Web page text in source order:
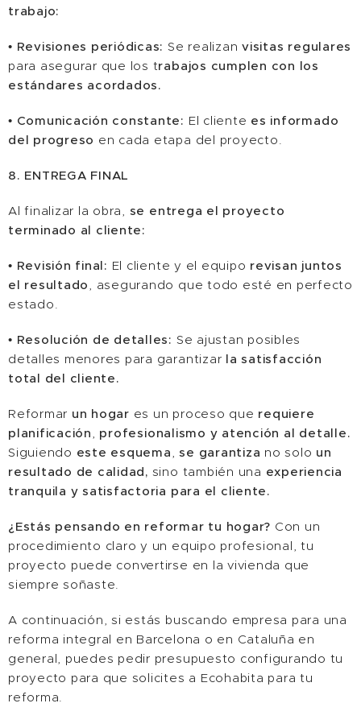
trabajo:
• Revisiones periódicas: Se realizanvisitas regulares
para asegurar que los trabajos cumplen con los
estándares acordados.
• Comunicación constante: El cliente es informado
del progreso en cada etapa del proyecto.
8. ENTREGA FINAL
Al finalizar la obra, se entrega el proyecto
terminado al cliente:
• Revisión final: El cliente y el equipo revisan juntos
el resultado, asegurando que todo esté en perfecto
estado.
• Resolución de detalles: Se ajustan posibles
detalles menores para garantizar la satisfacción
total del cliente.
Reformar un hogar es un proceso que requiere
planificación, profesionalismo y atención al detalle.
Siguiendo este esquema,se garantiza no solo un
resultado de calidad, sino también una experiencia
tranquila y satisfactoria para el cliente.
¿Estás pensando en reformar tu hogar? Con un
procedimiento claro y un equipo profesional, tu
proyecto puede convertirse en la vivienda que
siempre soñaste.
A continuación, si estás buscando empresa para una
reforma integral en Barcelona o en Cataluña en
general, puedes pedir presupuesto configurando tu
proyecto para que solicites a Ecohabita para tu
reforma.